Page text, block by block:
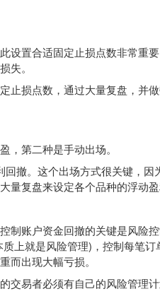
置合适固定止损点数非常重
失。
损点数，通过大量复盘，并
第二种是手动出场。
撤。这个出场方式很关键，因
复盘来设定各个品种的浮动盈
账户资金回撤的关键是风险
上就是风险管理)，控制每笔订
而出现大幅亏损。
易者必须有自己的风险管理